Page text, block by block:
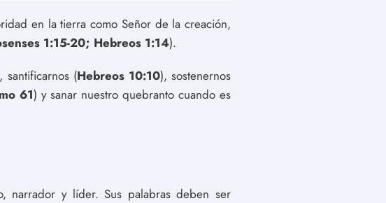
en la tierra como Señor de la creación,
1:15-20; Hebreos 1:14).
santificarnos (Hebreos 10:10), sostenernos
61) y sanar nuestro quebranto cuando es
narrador y líder. Sus palabras deben ser